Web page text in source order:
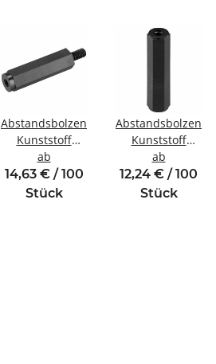
Abstandsbolzen
Kunststoff
Innen/Außengewinde
M2,5 SW5
ab
14,63 € / 100
Stück
Abstandsbolzen
Kunststoff
Innen/
M4 SW8
ab
12,24 € / 100
Stück